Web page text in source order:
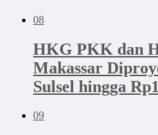
08
HKG PKK dan
Makassar
Sulsel hingga
09